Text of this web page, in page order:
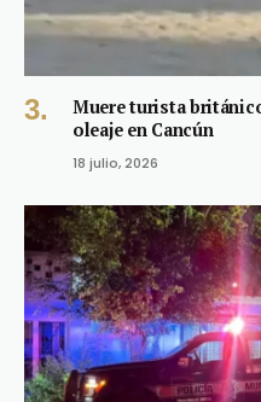
Muere turista
oleaje en Cancún
18 julio, 2026